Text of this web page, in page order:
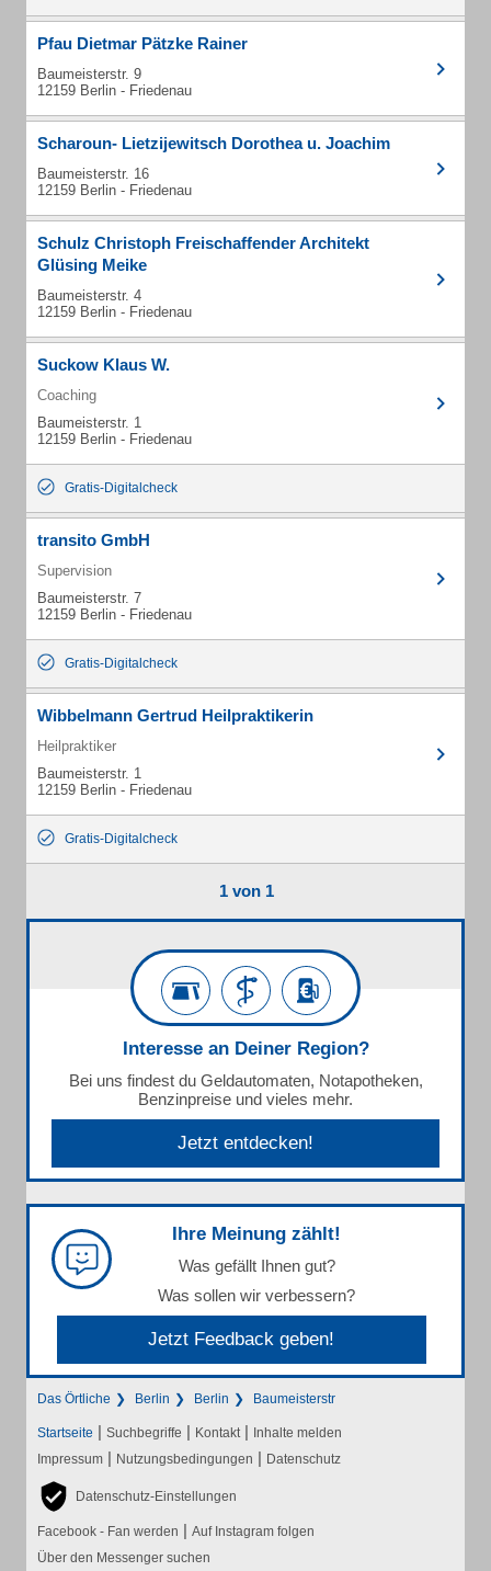
Pfau Dietmar Pätzke Rainer
Baumeisterstr. 9
12159 Berlin - Friedenau
Scharoun- Lietzijewitsch Dorothea u. Joachim
Baumeisterstr. 16
12159 Berlin - Friedenau
Schulz Christoph Freischaffender Architekt
Glüsing Meike
Baumeisterstr. 4
12159 Berlin - Friedenau
Suckow Klaus W.
Coaching
Baumeisterstr. 1
12159 Berlin - Friedenau
Gratis-Digitalcheck
transito GmbH
Supervision
Baumeisterstr. 7
12159 Berlin - Friedenau
Gratis-Digitalcheck
Wibbelmann Gertrud Heilpraktikerin
Heilpraktiker
Baumeisterstr. 1
12159 Berlin - Friedenau
Gratis-Digitalcheck
1 von 1
Interesse an Deiner Region?
Bei uns findest du Geldautomaten, Notapotheken,
Benzinpreise und vieles mehr.
Jetzt entdecken!
Ihre Meinung zählt!
Was gefällt Ihnen gut?
Was sollen wir verbessern?
Jetzt Feedback geben!
Das Örtliche Berlin Berlin Baumeisterstr
Startseite | Suchbegriffe | Kontakt | Inhalte melden
Impressum | Nutzungsbedingungen | Datenschutz
Datenschutz-Einstellungen
Facebook - Fan werden | Auf Instagram folgen
Über den Messenger suchen